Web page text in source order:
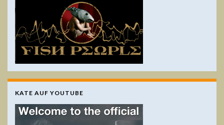
KATE AUF YOUTUBE